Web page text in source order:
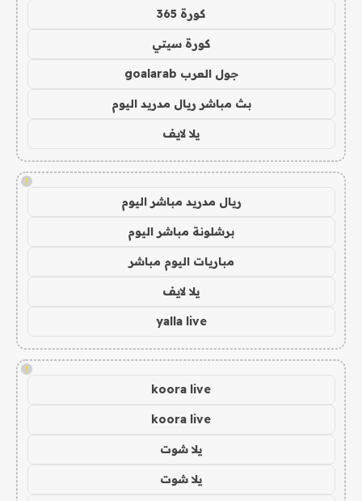
كورة 365
كورة سيتي
جول العرب goalarab
بث مباشر ريال مدريد اليوم
يلا لايف
!
ريال مدريد مباشر اليوم
برشلونة مباشر اليوم
مباريات اليوم مباشر
يلا لايف
yalla live
!
koora live
koora live
يلا شوت
يلا شوت